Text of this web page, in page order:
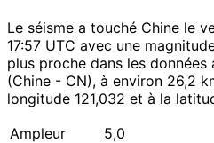
Le séisme a touché Chine le
17:57 UTC avec une
plus proche dans les données
(Chine - CN), à environ 26,2
longitude 121,032 et à la
Ampleur
5,0